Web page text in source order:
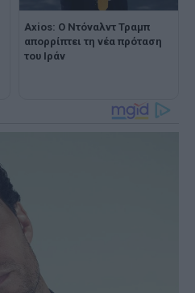
Axios: Ο Ντόναλντ Τραμπ
απορρίπτει τη νέα πρόταση
του Ιράν